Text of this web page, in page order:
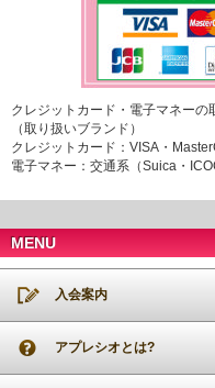
クレジットカード・電子マネーの
（取り扱いブランド）
クレジットカード：VISA・
電子マネー：交通系（Suica・
MENU
入会案内
アプレシオとは?